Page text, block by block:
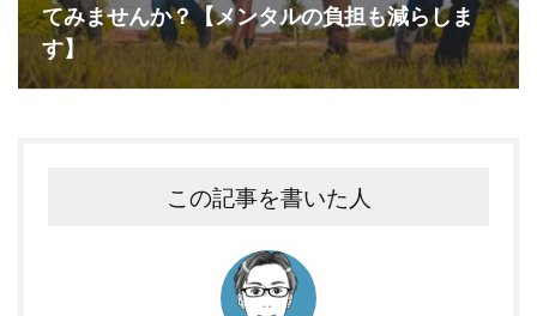
てみませんか？【メンタルの負担も減らしま
す】
この記事を書いた人